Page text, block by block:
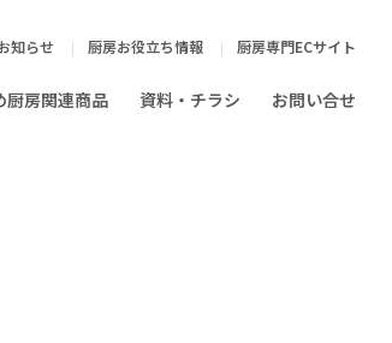
知らせ 厨房お役立ち情報 厨房専門ECサイト
厨房関連商品 資料・チラシ お問い合せ